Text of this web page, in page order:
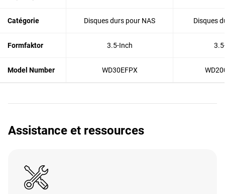
Catégorie Disques durs pour NAS Disques
Formfaktor 3.5-Inch
Model Number WD30EFPX
Assistance et ressources